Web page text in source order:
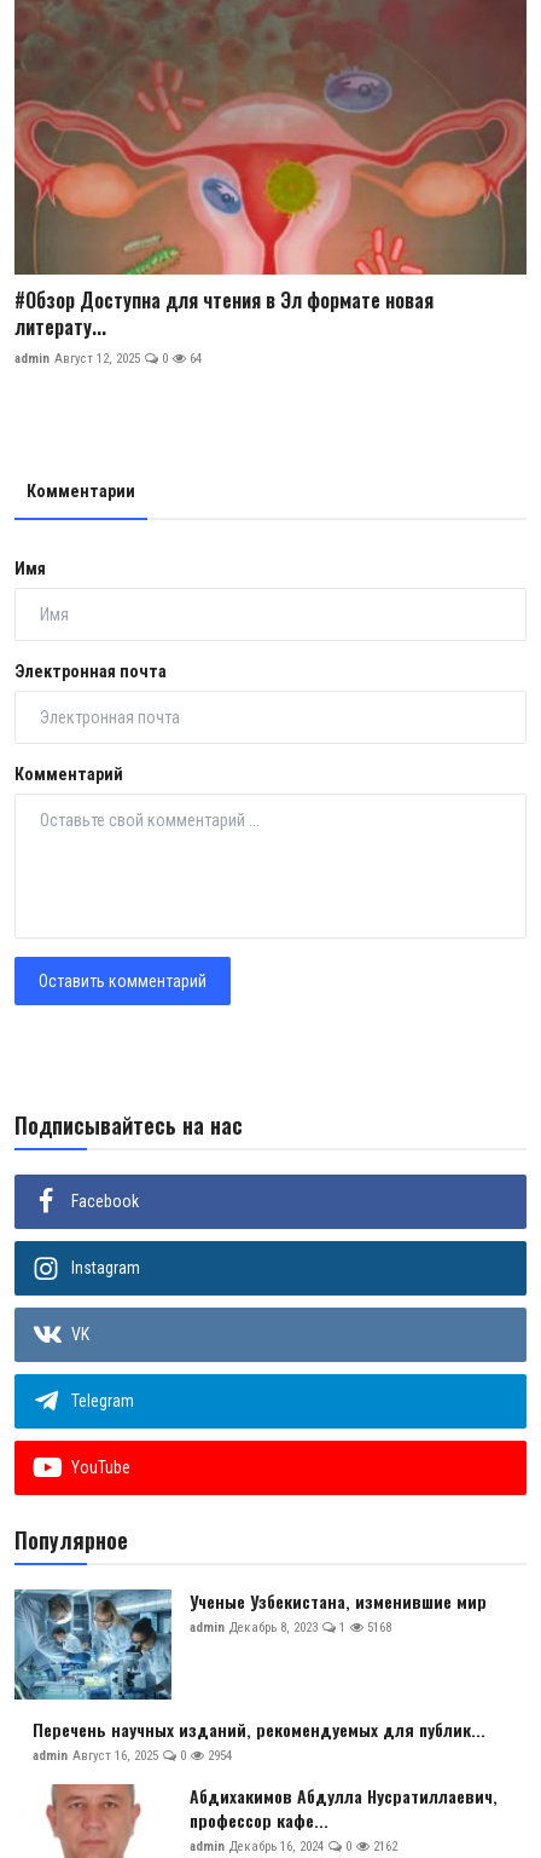
#Обзор Доступна для чтения в Эл формате новая
литерату...
admin Август 12, 2025 0 64
Комментарии
Имя
Электронная почта
Комментарий
Оставить комментарий
Подписывайтесь на нас
Facebook
Instagram
VK
Telegram
YouTube
Популярное
Ученые Узбекистана, изменившие мир
admin Декабрь 8, 2023 1 5168
Перечень научных изданий, рекомендуемых для публик...
admin Август 16, 2025 0 2954
Абдихакимов Абдулла Нусратиллаевич,
профессор кафе...
admin Декабрь 16, 2024 0 2162